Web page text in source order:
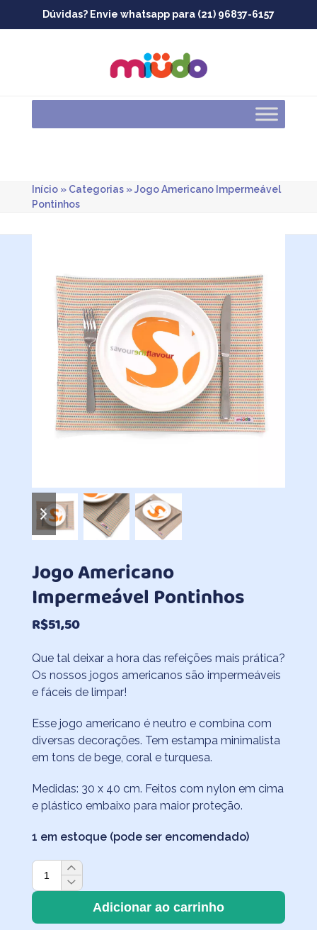
Dúvidas? Envie whatsapp para (21) 96837-6157
Início» Categorias»Jogo Americano Impermeável
Pontinhos
previous
slide
next
slide
Jogo Americano
Impermeável Pontinhos
R$51,50
Que tal deixar a hora das refeições mais prática?
Os nossos jogos americanos são impermeáveis
e fáceis de limpar!
Esse jogo americano é neutro e combina com
diversas decorações. Tem estampa minimalista
em tons de bege, coral e turquesa.
Medidas: 30 x 40 cm. Feitos com nylon em cima
e plástico embaixo para maior proteção.
1 em estoque (pode ser encomendado)
Jogo
Americano
Impermeável
Pontinhos
Adicionar ao carrinho